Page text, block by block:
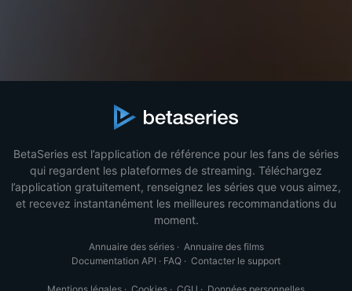
BetaSeries est l’application de référence pour les fans de séries
qui regardent les plateformes de streaming. Téléchargez
l’application gratuitement, renseignez les séries que vous aimez,
et recevez instantanément les meilleures recommandations du
moment.
Annuaire des séries· Annuaire des films
Documentation API · FAQ · Contacter le support